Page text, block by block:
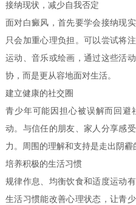
接纳现状，减少自我否定
面对白癜风，首先要学会接纳现
只会加重心理负担。可以尝试将
运动、音乐或绘画，通过这些活
协，而是更从容地面对生活。
建立健康的社交圈
青少年可能因担心被误解而回避
动。与信任的朋友、家人分享感
力。周围的理解和支持是走出阴霾
培养积极的生活习惯
规律作息、均衡饮食和适度运动
生活习惯能改善心理状态，让青